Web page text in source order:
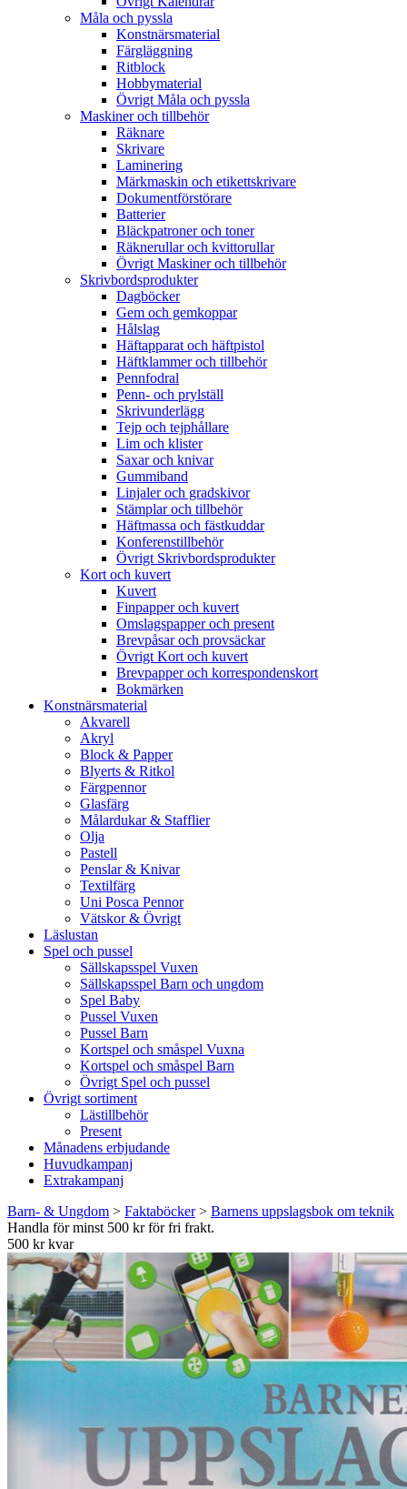
Måla och pyssla
Konstnärsmaterial
Färgläggning
Ritblock
Hobbymaterial
Övrigt Måla och pyssla
Maskiner och tillbehör
Räknare
Skrivare
Laminering
Märkmaskin och etikettskrivare
Dokumentförstörare
Batterier
Bläckpatroner och toner
Räknerullar och kvittorullar
Övrigt Maskiner och tillbehör
Skrivbordsprodukter
Dagböcker
Gem och gemkoppar
Hålslag
Häftapparat och häftpistol
Häftklammer och tillbehör
Pennfodral
Penn- och prylställ
Skrivunderlägg
Tejp och tejphållare
Lim och klister
Saxar och knivar
Gummiband
Linjaler och gradskivor
Stämplar och tillbehör
Häftmassa och fästkuddar
Konferenstillbehör
Övrigt Skrivbordsprodukter
Kort och kuvert
Kuvert
Finpapper och kuvert
Omslagspapper och present
Brevpåsar och provsäckar
Övrigt Kort och kuvert
Brevpapper och korrespondenskort
Bokmärken
Konstnärsmaterial
Akvarell
Akryl
Block & Papper
Blyerts & Ritkol
Färgpennor
Glasfärg
Målardukar & Stafflier
Olja
Pastell
Penslar & Knivar
Textilfärg
Uni Posca Pennor
Vätskor & Övrigt
Läslustan
Spel och pussel
Sällskapsspel Vuxen
Sällskapsspel Barn och ungdom
Spel Baby
Pussel Vuxen
Pussel Barn
Kortspel och småspel Vuxna
Kortspel och småspel Barn
Övrigt Spel och pussel
Övrigt sortiment
Lästillbehör
Present
Månadens erbjudande
Huvudkampanj
Extrakampanj
Barn- & Ungdom > Faktaböcker> Barnens uppslagsbok om teknik
Handla för minst 500 kr för fri frakt.
500 kr kvar